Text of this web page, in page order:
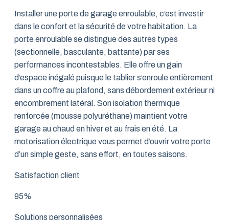
Installer une porte de garage enroulable, c’est investir
dans le confort et la sécurité de votre habitation. La
porte enroulable se distingue des autres types
(sectionnelle, basculante, battante) par ses
performances incontestables. Elle offre un gain
d’espace inégalé puisque le tablier s’enroule entièrement
dans un coffre au plafond, sans débordement extérieur ni
encombrement latéral. Son isolation thermique
renforcée (mousse polyuréthane) maintient votre
garage au chaud en hiver et au frais en été. La
motorisation électrique vous permet d’ouvrir votre porte
d’un simple geste, sans effort, en toutes saisons.
Satisfaction client
95%
Solutions personnalisées